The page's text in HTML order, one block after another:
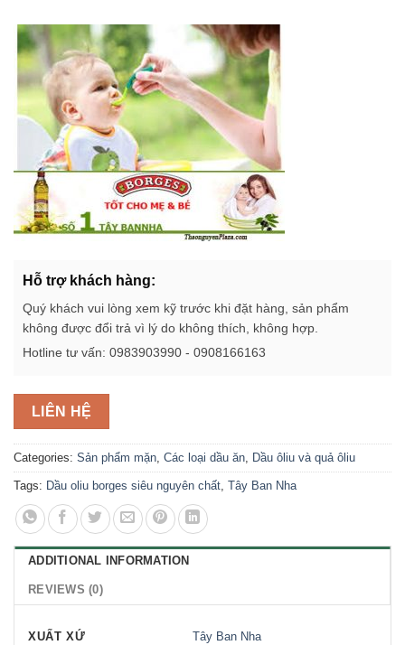
Hỗ trợ khách hàng:
Quý khách vui lòng xem kỹ trước khi đặt hàng, sản phẩm
không được đổi trả vì lý do không thích, không hợp.
Hotline tư vấn: 0983903990 - 0908166163
LIÊN HỆ
Categories: Sản phẩm mặn Các loại dầu ăn Dầu ôliu và quả ôliu
Tags: Dầu oliu borges siêu nguyên chất Tây Ban Nha
ADDITIONAL INFORMATION
REVIEWS (0)
XUẤT XỨ Tây Ban Nha